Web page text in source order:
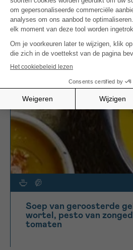
champignonsalade met
MEER INSPIRATIE
Soep van geroosterde
wortel, pesto van
tomaten